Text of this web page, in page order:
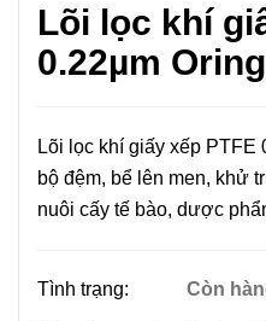
Lõi lọc khí
0.22µm
Lõi lọc khí giấy xếp PTFE
bộ đệm, bể lên men, khử
nuôi cấy tế bào, dược
Tình trạng: Còn